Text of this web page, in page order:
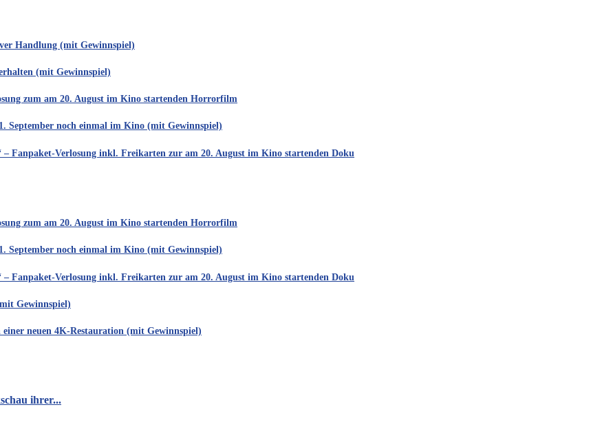
Handlung (mit Gewinnspiel)
(mit Gewinnspiel)
zum am 20. August im Kino startenden Horrorfilm
September noch einmal im Kino (mit Gewinnspiel)
Fanpaket-Verlosung inkl. Freikarten zur am 20. August im Kino startenden Doku
zum am 20. August im Kino startenden Horrorfilm
September noch einmal im Kino (mit Gewinnspiel)
Fanpaket-Verlosung inkl. Freikarten zur am 20. August im Kino startenden Doku
Gewinnspiel)
neuen 4K-Restauration (mit Gewinnspiel)
ihrer...